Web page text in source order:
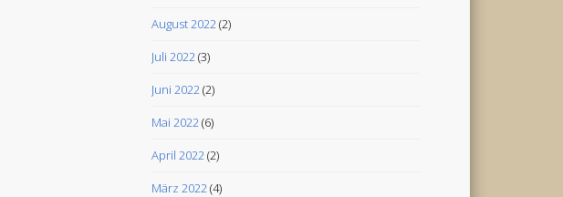
August 2022(2)
Juli 2022(3)
Juni 2022(2)
Mai 2022(6)
April 2022(2)
März 2022(4)